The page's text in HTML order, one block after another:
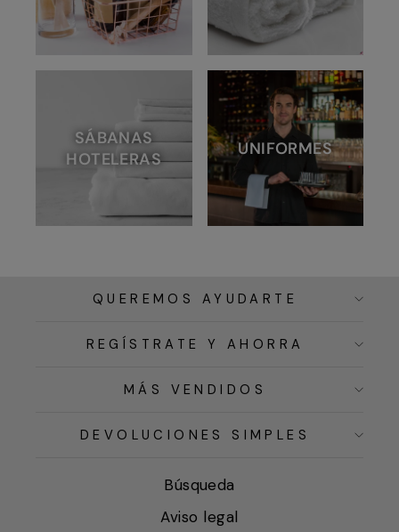
SÁBANAS
HOTELERAS
UNIFORMES
QUEREMOS AYUDARTE
REGÍSTRATE Y AHORRA
MÁS VENDIDOS
DEVOLUCIONES SIMPLES
Búsqueda
Aviso legal